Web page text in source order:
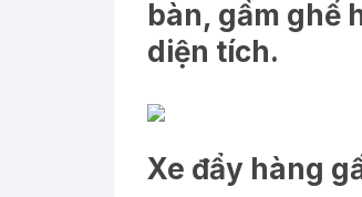
bàn, gầm ghế
diện tích.
Xe đẩy hàng